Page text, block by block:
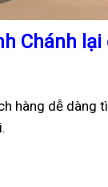
Chánh
hàng dễ